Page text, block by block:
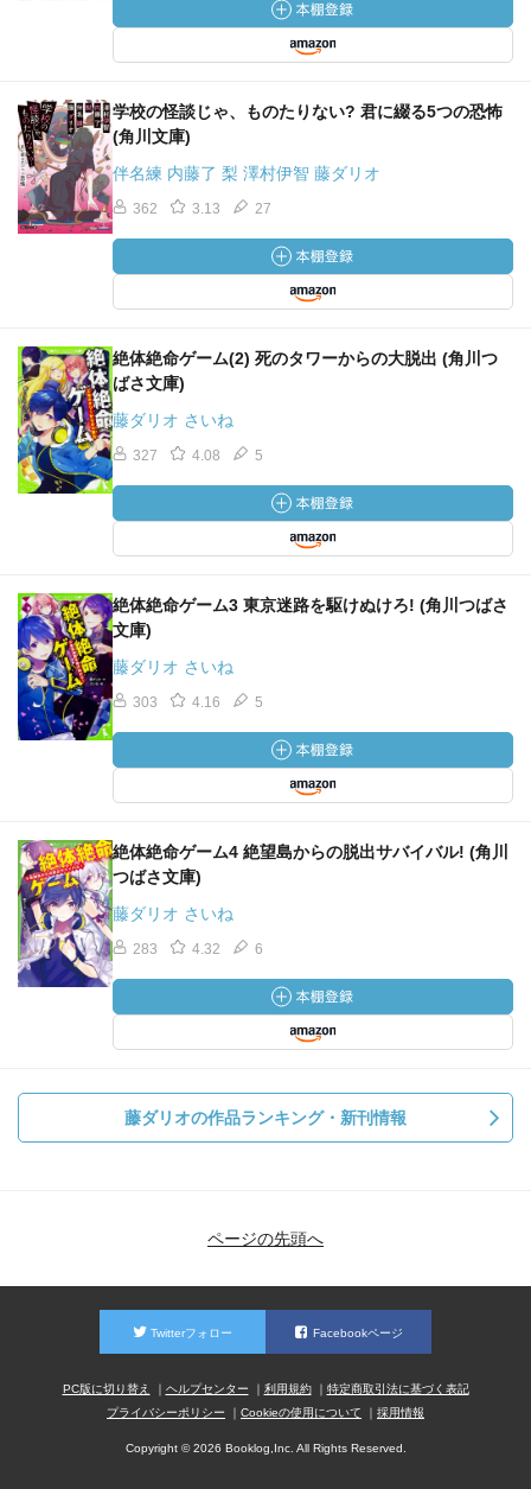
学校の怪談じゃ、ものたりない? 君に綴る5つの恐怖
(角川文庫)
伴名練 内藤了 梨 澤村伊智 藤ダリオ
362 3.13 27
絶体絶命ゲーム(2) 死のタワーからの大脱出 (角川つ
ばさ文庫)
藤ダリオ さいね
327 4.08 5
絶体絶命ゲーム3 東京迷路を駆けぬけろ! (角川つばさ
文庫)
藤ダリオ さいね
303 4.16 5
絶体絶命ゲーム4 絶望島からの脱出サバイバル! (角川
つばさ文庫)
藤ダリオ さいね
283 4.32 6
藤ダリオの作品ランキング・新刊情報
ページの先頭へ
Twitterフォロー Facebookページ
PC版に切り替え ヘルプセンター 利用規約
特定商取引法に基づく表記
プライバシーポリシー
Cookieの使用について 採用情報
Copyright © 2026 Booklog,Inc. All Rights Reserved.